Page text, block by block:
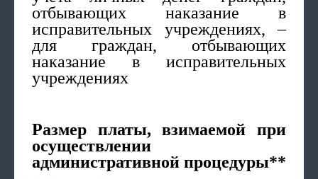
отбывающих наказание в
исправительных учреждениях, –
для граждан, отбывающих
наказание в исправительных
учреждениях
Размер платы, взимаемой при
осуществлении
административной процедуры**